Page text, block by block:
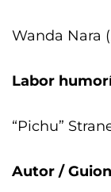
Wanda Nara
Labor
“Pichu”
Autor /